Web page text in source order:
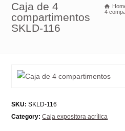
Caja de 4
compartimentos
SKLD-116
4
SKU: SKLD-116
Category: Caja expositora acrílica